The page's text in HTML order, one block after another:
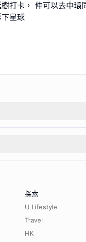
打卡， 仲可以去中環
探索
U Lifestyle
Travel
HK